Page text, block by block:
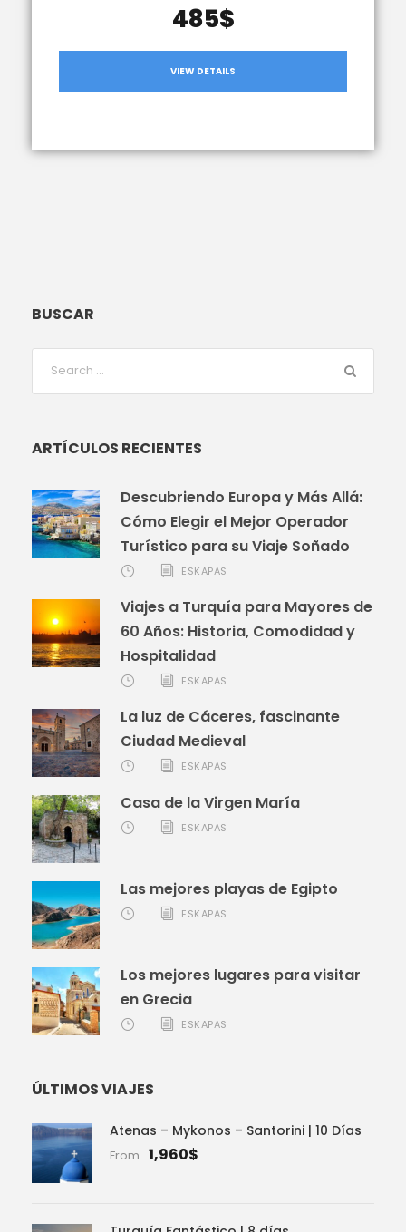
485$
VIEW DETAILS
BUSCAR
ARTÍCULOS RECIENTES
Descubriendo Europa y Más Allá:
Cómo Elegir el Mejor Operador
Turístico para su Viaje Soñado
ESKAPAS
Viajes a Turquía para Mayores de
60 Años: Historia, Comodidad y
Hospitalidad
ESKAPAS
La luz de Cáceres, fascinante
Ciudad Medieval
ESKAPAS
Casa de la Virgen María
ESKAPAS
Las mejores playas de Egipto
ESKAPAS
Los mejores lugares para visitar
en Grecia
ESKAPAS
ÚLTIMOS VIAJES
Atenas – Mykonos – Santorini | 10 Días
From 1,960$